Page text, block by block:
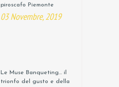
piroscafo Piemonte
03 Novembre, 2019
Le Muse Banqueting… il
trionfo del gusto e della